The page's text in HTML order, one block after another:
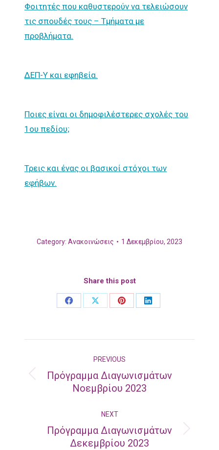
Φοιτητές που καθυστερούν να τελειώσουν
τις σπουδές τους – Τμήματα με
προβλήματα.
ΔΕΠ-Υ και εφηβεία.
Ποιες είναι οι δημοφιλέστερες σχολές του
1ου πεδίου;
Τρεις και ένας οι βασικοί στόχοι των
εφήβων.
Category: Ανακοινώσεις 1 Δεκεμβρίου, 2023
Share this post
Share
Share
Share
Share
navigationPREVIOUS
Previous
Πρόγραμμα Διαγωνισμάτων
Νοεμβρίου 2023
NEXT
Next
Πρόγραμμα Διαγωνισμάτων
Δεκεμβρίου 2023